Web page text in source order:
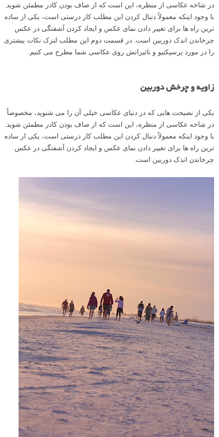
در شاخه عکاسی از منظره، این است که از صاف بودن کادر مطمئن شوید.
با وجود اینکه معمولاً دنبال کردن این مطلب کار درستی است، یکی از ساده
ترین راه ها برای تغییر دادن نمای عکس و ایجاد کردن آشفتگی در عکس
چرخاندن اندک دوربین است. در قسمت دوم این مطلب لنزک نکات بیشتری
را در مورد پرسپکتیو و تاثیراتش روی عکاسی شما مطرح می کنیم.
زاویه و چرخش دوربین
یکی از نصیحت هایی که در دنیای عکاسی خیلی آن را می شنوید، مخصوصاً
در شاخه عکاسی از منظره، این است که از صاف بودن کادر مطمئن شوید.
با وجود اینکه معمولاً دنبال کردن این مطلب کار درستی است، یکی از ساده
ترین راه ها برای تغییر دادن نمای عکس و ایجاد کردن آشفتگی در عکس
چرخاندن اندک دوربین است.